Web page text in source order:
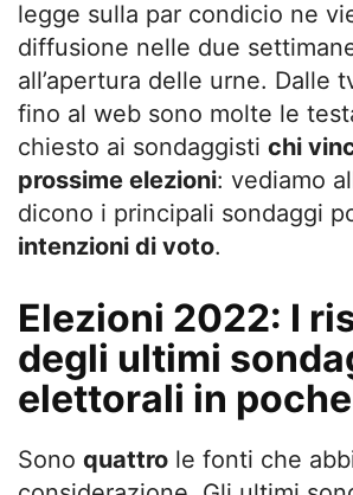
legge sulla par condicio ne
diffusione nelle due
all’apertura delle urne. Dalle
fino al web sono molte le
chiesto ai sondaggisti chi
prossime elezioni: vediamo
dicono i principali sondaggi
intenzioni di voto.
Elezioni 2022: I
degli ultimi
elettorali in
Sono quattro le fonti che